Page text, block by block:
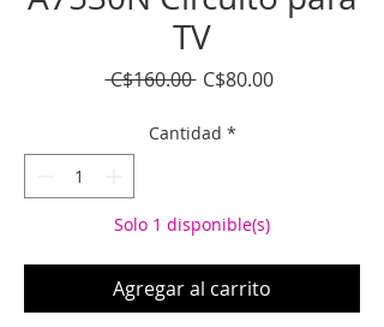
TV
C$160.00 Precio
C$80.00Precio
Cantidad *
Solo 1 disponible(s)
Agregar al carrito